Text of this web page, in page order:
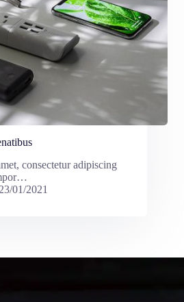
consectetur adipiscing
23/01/2021